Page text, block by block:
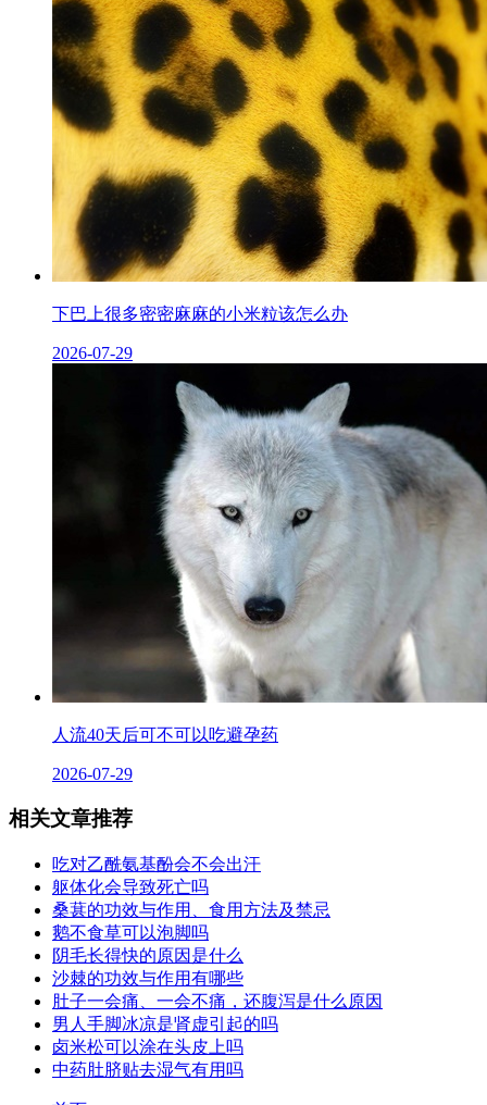
下巴上很多密密麻麻的小米粒该怎么办
2026-07-29
人流40天后可不可以吃避孕药
2026-07-29
相关文章推荐
吃对乙酰氨基酚会不会出汗
躯体化会导致死亡吗
桑葚的功效与作用、食用方法及禁忌
鹅不食草可以泡脚吗
阴毛长得快的原因是什么
沙棘的功效与作用有哪些
肚子一会痛、一会不痛，还腹泻是什么原因
男人手脚冰凉是肾虚引起的吗
卤米松可以涂在头皮上吗
中药肚脐贴去湿气有用吗